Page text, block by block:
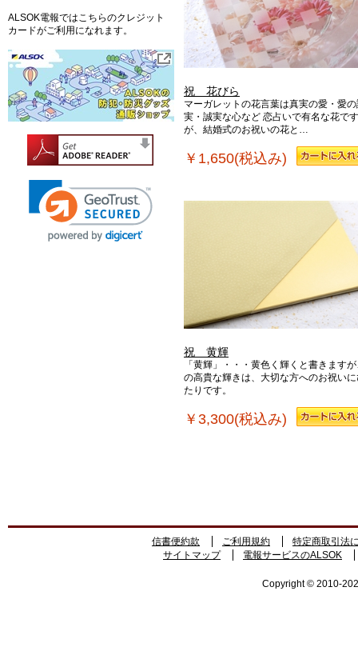
祝 花びら
マーガレットの花言葉は真実の愛・愛
実・誠実な心など 恋占いで有名な花です
が、結婚式のお祝いの花と…
￥1,650(税込み)
祝 黄輝
「黄輝」・・・黄色く輝くと書きます
の高貴な輝きは、大切な方へのお祝い
たりです。
￥3,300(税込み)
ALSOK電報ではこちらのクレジット
カードがご利用になれます。
信書便約款 ご利用規約
特定商取引法
サイトマップ
電報サービスのALSOK
Copyright © 2010-